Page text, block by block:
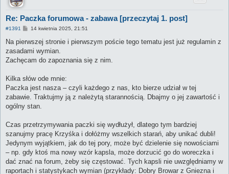
Re: Paczka forumowa - zabawa [przeczytaj 1. post]
#1391
P
s
14 kwietnia 2025, 21:51
Na pierwszej stronie i pierwszym poście tego tematu jest już regulamin z
zasadami wymian.
Zachęcam do zapoznania się z nim.
Kilka słów ode mnie:
Paczka jest nasza – czyli każdego z nas, kto bierze udział w tej
zabawie. Traktujmy ją z należytą starannością. Dbajmy o jej zawartość i
ogólny stan.
Czas przetrzymywania paczki się wydłużył, dlatego tym bardziej
szanujmy pracę Krzyśka i dołóżmy wszelkich starań, aby unikać dubli!
Jedynym wyjątkiem, jak do tej pory, może być dzielenie się nowościami
– np. gdy ktoś ma nowy wzór kapsla, może dorzucić go do woreczka i
dać znać na forum, żeby się częstować. Tych kapsli nie uwzględniamy w
raportach i statystykach wymian (przykłady: Dobry Browar z Gniezna i